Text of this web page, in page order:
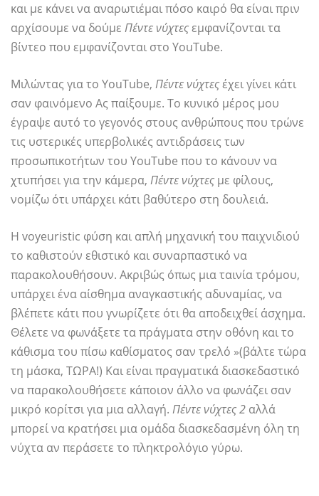
και με κάνει να αναρωτιέμαι πόσο καιρό θα είναι πριν
αρχίσουμε να δούμε Πέντε νύχτεςεμφανίζονται τα
βίντεο που εμφανίζονται στο YouTube.
Μιλώντας για το YouTube, Πέντε νύχτεςέχει γίνει κάτι
σαν φαινόμενο Ας παίξουμε. Το κυνικό μέρος μου
έγραψε αυτό το γεγονός στους ανθρώπους που τρώνε
τις υστερικές υπερβολικές αντιδράσεις των
προσωπικοτήτων του YouTube που το κάνουν να
χτυπήσει για την κάμερα, Πέντε νύχτες με φίλους,
νομίζω ότι υπάρχει κάτι βαθύτερο στη δουλειά.
Η voyeuristic φύση και απλή μηχανική του παιχνιδιού
το καθιστούν εθιστικό και συναρπαστικό να
παρακολουθήσουν. Ακριβώς όπως μια ταινία τρόμου,
υπάρχει ένα αίσθημα αναγκαστικής αδυναμίας, να
βλέπετε κάτι που γνωρίζετε ότι θα αποδειχθεί άσχημα.
Θέλετε να φωνάξετε τα πράγματα στην οθόνη και το
κάθισμα του πίσω καθίσματος σαν τρελό »(βάλτε τώρα
τη μάσκα, ΤΩΡΑ!) Και είναι πραγματικά διασκεδαστικό
να παρακολουθήσετε κάποιον άλλο να φωνάζει σαν
μικρό κορίτσι για μια αλλαγή. Πέντε νύχτες 2 αλλά
μπορεί να κρατήσει μια ομάδα διασκεδασμένη όλη τη
νύχτα αν περάσετε το πληκτρολόγιο γύρω.